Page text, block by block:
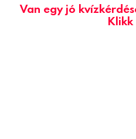
Van egy jó
Klikk